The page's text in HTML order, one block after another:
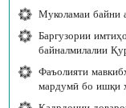
Муколамаи байни
Баргузории
байналмилалии
Фаъолияти
мардумӣ бо ишқи